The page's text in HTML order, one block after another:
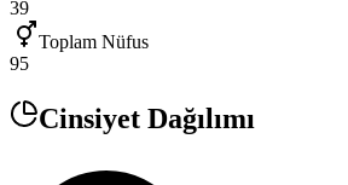
39
Toplam Nüfus
95
Cinsiyet Dağılımı